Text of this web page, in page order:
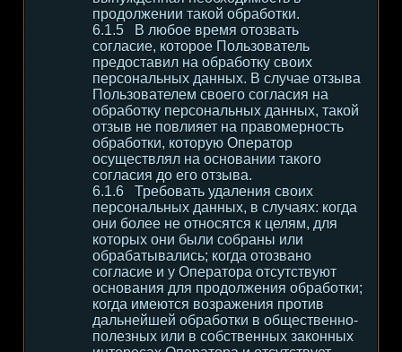
продолжении такой обработки.
В любое время отозвать
согласие, которое Пользователь
предоставил на обработку своих
персональных данных. В случае отзыва
Пользователем своего согласия на
обработку персональных данных, такой
отзыв не повлияет на правомерность
обработки, которую Оператор
осуществлял на основании такого
согласия до его отзыва.
Требовать удаления своих
персональных данных, в случаях: когда
они более не относятся к целям, для
которых они были собраны или
обрабатывались; когда отозвано
согласие и у Оператора отсутствуют
основания для продолжения обработки;
когда имеются возражения против
дальнейшей обработки в общественно-
полезных или в собственных законных